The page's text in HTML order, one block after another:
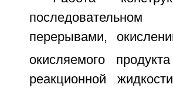
перерывами,
окисляемого
реакционной